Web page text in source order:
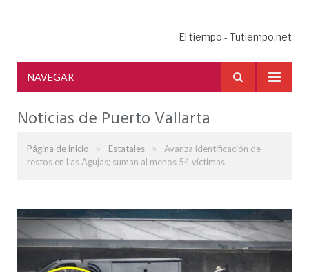
El tiempo - Tutiempo.net
NAVEGAR
Noticias de Puerto Vallarta
Página de inicio » Estatales »
Avanza identificación de
restos en Las Agujas; suman al menos 54 víctimas